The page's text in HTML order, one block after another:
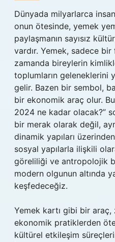
Dünyada milyarlarca
onun ötesinde, yemek
paylaşmanın sayısız
vardır. Yemek, sadece
zamanda bireylerin
toplumların geleneklerini
gelir. Bazen bir sembol,
bir ekonomik araç olur.
2024 ne kadar olacak?”
bir merak olarak değil,
dinamik yapıları
sosyal yapılarla ilişkili
göreliliği ve antropolojik
modern olgunun altında
keşfedeceğiz.
Yemek kartı gibi bir
ekonomik pratiklerden
kültürel etkileşim